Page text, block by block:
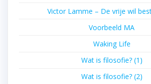
Victor Lamme – De vrije wil
Voorbeeld MA
Waking Life
Wat is filosofie? (1)
Wat is filosofie? (2)